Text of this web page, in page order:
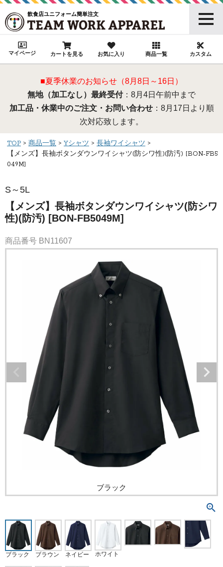
飲食店ユニフォーム簡単注文
マイページ カートを見る お気に入り 商品一覧 カスタム
■夏季休業のお知らせ（8月8日～16日）
無地（加工なし）最終受付：8月4日午前中まで
加工品・休業中のご注文・お問い合わせ：8月17日より順
次対応致します。
TOP 商品一覧 Yシャツ
長袖ワイシャツ
【メンズ】長袖ボタンダウンワイシャツ(防シワ性)(防汚) [BON-FB5
049M]
S～5L
【メンズ】長袖ボタンダウンワイシャツ(防シワ
性)(防汚) [BON-FB5049M]
商品番号 BN11607
ブラック
ブラック ブラウン ネイビー ホワイト